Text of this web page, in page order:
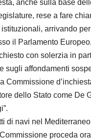
anche sulla base
rese a fare
arrivando
il Parlamento
con solerzia in
sugli affondamenti
dello Stato come De
di navi nel
proceda